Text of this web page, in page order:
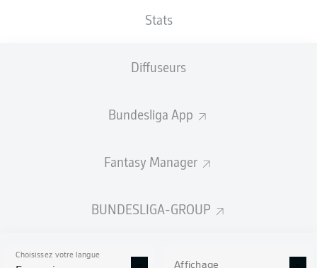
Stats
Diffuseurs
Bundesliga App
Fantasy Manager
BUNDESLIGA-GROUP
Choisissez votre langue
Affichage
Publicité